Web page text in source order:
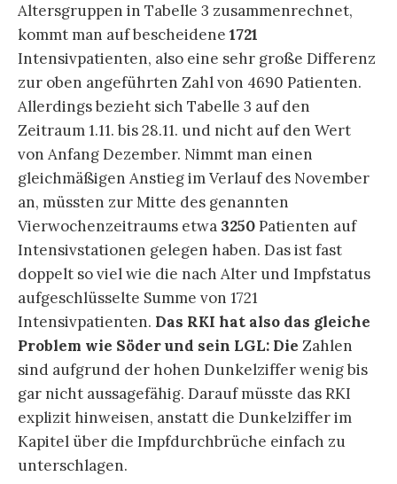
Altersgruppen in Tabelle 3 zusammenrechnet,
kommt man auf bescheidene 1721
Intensivpatienten, also eine sehr große Differenz
zur oben angeführten Zahl von 4690 Patienten.
Allerdings bezieht sich Tabelle 3 auf den
Zeitraum 1.11. bis 28.11. und nicht auf den Wert
von Anfang Dezember. Nimmt man einen
gleichmäßigen Anstieg im Verlauf des November
an, müssten zur Mitte des genannten
Vierwochenzeitraums etwa 3250Patienten auf
Intensivstationen gelegen haben. Das ist fast
doppelt so viel wie die nach Alter und Impfstatus
aufgeschlüsselte Summe von 1721
Intensivpatienten. Das RKI hat also das gleiche
Problem wie Söder und sein LGL: Die Zahlen
sind aufgrund der hohen Dunkelziffer wenig bis
gar nicht aussagefähig. Darauf müsste das RKI
explizit hinweisen, anstatt die Dunkelziffer im
Kapitel über die Impfdurchbrüche einfach zu
unterschlagen.